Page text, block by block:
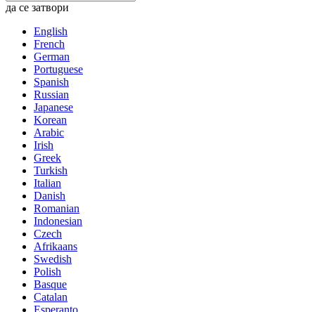
да се затвори
English
French
German
Portuguese
Spanish
Russian
Japanese
Korean
Arabic
Irish
Greek
Turkish
Italian
Danish
Romanian
Indonesian
Czech
Afrikaans
Swedish
Polish
Basque
Catalan
Esperanto